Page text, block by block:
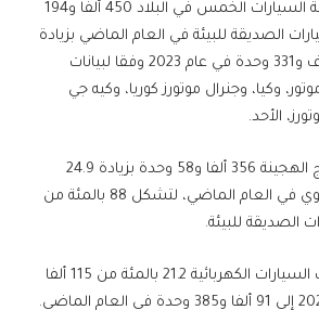
وسجلت شركات صناعة السيارات الخمس في البلاد 450 ألفا و194
الصديقة للبيئة في العام الماضي بزيادة
11.1 بالمئة عن 405 آلاف و331 وحدة في عام 2023 وفقا لبيانات
وكيا، وجنرال موتورز كوريا، وكيه جي
الأحد.
وبلغت مبيعات النماذج الهجينة 356 ألفا و58 وحدة بزيادة 24.9
بالمئة على أساس سنوي في العام الماضي، لتشكل 88 بالمئة من
الصديقة للبيئة.
بينما انخفضت مبيعات السيارات الكهربائية 21.2 بالمئة من 115 ألفا
و900 وحدة في عام 2023 إلى 91 ألفا و385 وحدة في العام الماضي.